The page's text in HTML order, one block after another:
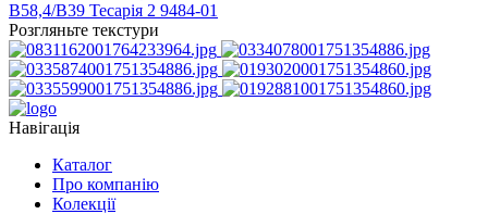
В58,4/В39 Тесарія 2 9484-01
Розгляньте текстури
Навігація
Каталог
Про компанію
Колекції